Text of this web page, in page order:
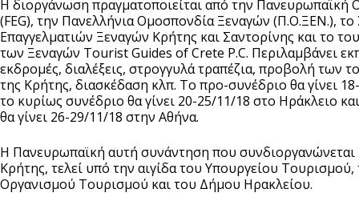
Η διοργάνωση πραγματοποιείται από την Πανευρωπαϊκή
(FEG), την Πανελλήνια Ομοσπονδία Ξεναγών (Π.Ο.ΞΕΝ.), το
Επαγγελματιών Ξεναγών Κρήτης και Σαντορίνης και το
των Ξεναγών Tourist Guides of Crete P.C. Περιλαμβάνει
εκδρομές, διαλέξεις, στρογγυλά τραπέζια, προβολή των
της Κρήτης, διασκέδαση κλπ. Το προ-συνέδριο θα γίνει
το κυρίως συνέδριο θα γίνει 20-25/11/18 στο Ηράκλειο
θα γίνει 26-29/11/18 στην Αθήνα.
Η Πανευρωπαϊκή αυτή συνάντηση που συνδιοργανώνεται
Κρήτης, τελεί υπό την αιγίδα του Υπουργείου
Οργανισμού Τουρισμού και του Δήμου Ηρακλείου.